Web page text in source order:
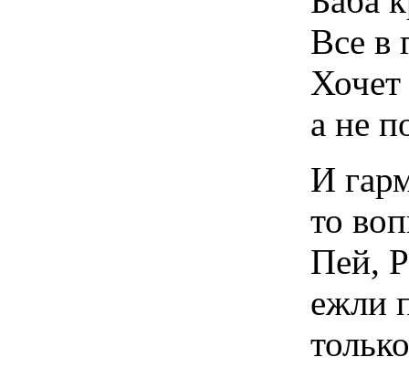
Все в
а не
И
то
Пей,
ежли